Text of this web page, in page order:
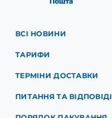
ВСІ НОВИНИ
ТАРИФИ
ТЕРМІНИ ДОСТАВКИ
ПИТАННЯ ТА ВІДПОВІДІ